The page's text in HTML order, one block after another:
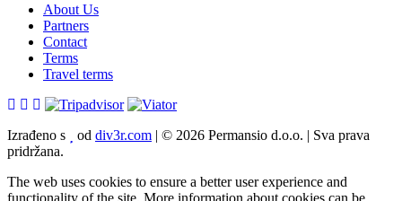
About Us
Partners
Contact
Terms
Travel terms
Izrađeno s od div3r.com | © 2026 Permansio d.o.o. | Sva prava
pridržana.
The web uses cookies to ensure a better user experience and
functionality of the site. More information about cookies can be